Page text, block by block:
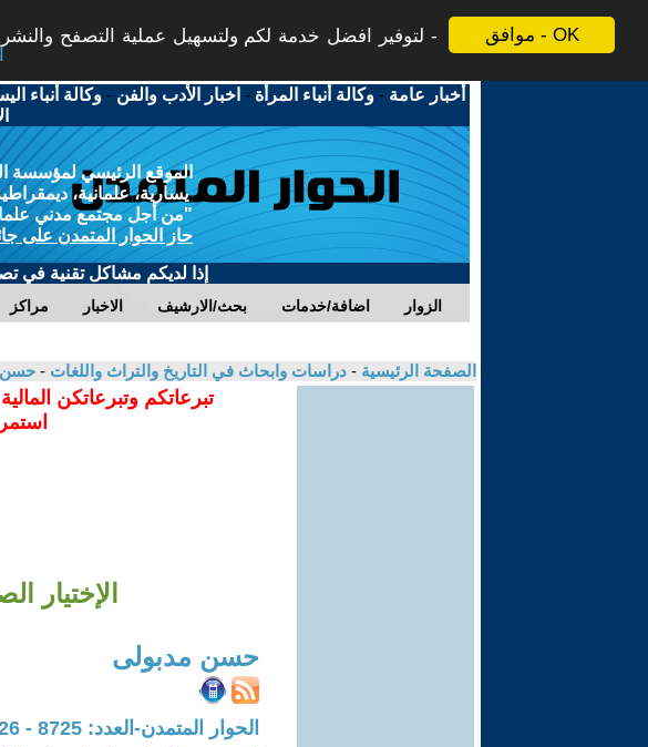
موافق - OK
لتوفير افضل خدمة لكم ولتسهيل عملية التصفح
أخبار عامة -وكالة أنباء المرأة - اخبار الأدب والفن -وكالة أنباء
الموقع الرئيسي لمؤسسة
يسارية، علمانية،
"من أجل مجتمع مدني
حاز الحوار المتمدن على
إذا لديكم مشاكل تقنية في
مراكز الاخبار بحث/الارشيف اضافة/خدمات الزوار
الصفحة الرئيسية - دراسات وابحاث في التاريخ والتراث واللغات - حسن
تبرعاتكم وتبرعاتكن
الإختيار
حسن مدبولى
الحوار المتمدن-العدد: 8725 - 2026 / 6 / 3 - 08:56